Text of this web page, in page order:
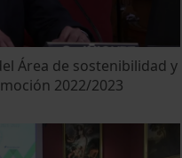
Área de sostenibilidad y
2022/2023